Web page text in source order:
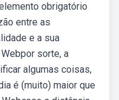
obrigatório
entre as
e a sua
sorte, a
algumas coisas,
é (muito) maior que